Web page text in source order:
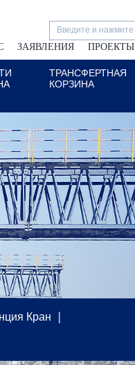
ЗАЯВЛЕНИЯ ПРОЕКТЫ
ТРАНСФЕРТНАЯ
КОРЗИНА
Кран